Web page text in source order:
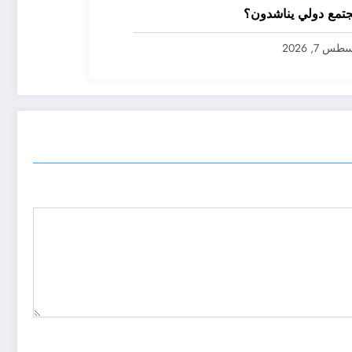
دولي يناشدون؟
7, 2026